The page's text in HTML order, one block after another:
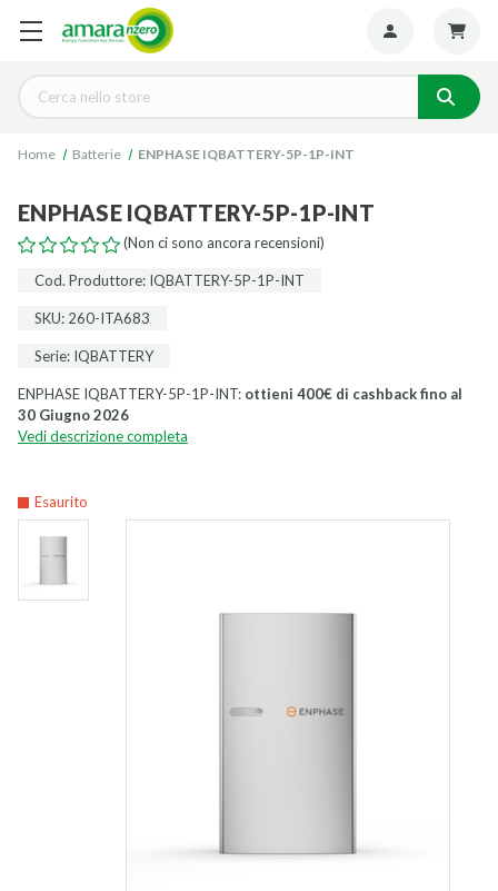
Cerca
Home Batterie ENPHASE IQBATTERY-5P-1P-INT
ENPHASE IQBATTERY-5P-1P-INT
(Non ci sono ancora recensioni)
Cod. Produttore: IQBATTERY-5P-1P-INT
SKU: 260-ITA683
Serie: IQBATTERY
ENPHASE IQBATTERY-5P-1P-INT: ottieni 400€ di cashback fino al
30 Giugno 2026
Vedi descrizione completa
Esaurito